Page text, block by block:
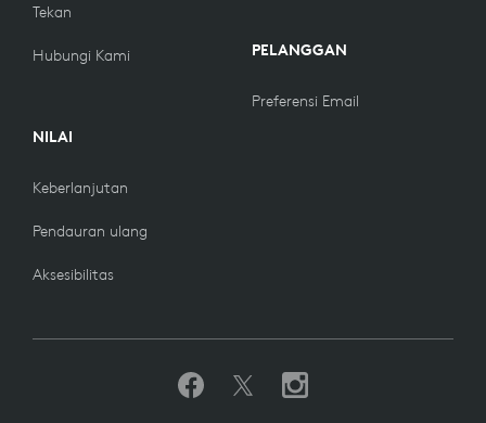
Tekan
Hubungi Kami
NILAI
Keberlanjutan
Pendauran ulang
Aksesibilitas
PELANGGAN
Preferensi Email